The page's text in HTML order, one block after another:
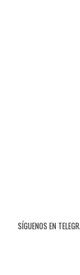
SÍGUENOS EN